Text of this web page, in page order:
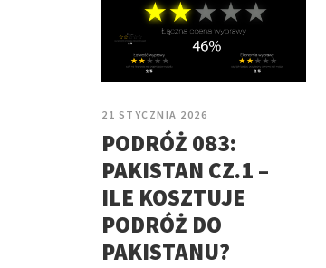
21 STYCZNIA 2026
PODRÓŻ 083:
PAKISTAN CZ.1 –
ILE KOSZTUJE
PODRÓŻ DO
PAKISTANU?